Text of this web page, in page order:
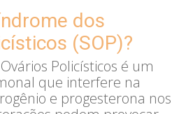
dos
(SOP)?
Policísticos é um
que interfere na
e progesterona nos